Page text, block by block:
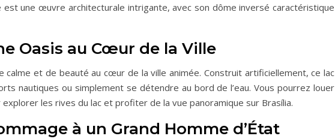
une œuvre architecturale intrigante, avec son dôme inversé caractéristique
Oasis au Cœur de la Ville
calme et de beauté au cœur de la ville animée. Construit artificiellement, ce lac
nautiques ou simplement se détendre au bord de l’eau. Vous pourrez louer
les rives du lac et profiter de la vue panoramique sur Brasília.
à un Grand Homme d’État